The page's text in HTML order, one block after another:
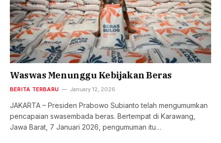
Waswas Menunggu Kebijakan Beras
BERITA TERBARU January 12, 2026
JAKARTA – Presiden Prabowo Subianto telah mengumumkan
pencapaian swasembada beras. Bertempat di Karawang,
Jawa Barat, 7 Januari 2026, pengumuman itu…